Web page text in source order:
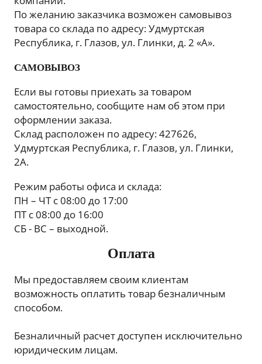
По желанию заказчика возможен самовывоз
товара со склада по адресу: Удмуртская
Республика, г. Глазов, ул. Глинки, д. 2 «А».
САМОВЫВОЗ
Если вы готовы приехать за товаром
самостоятельно, сообщите нам об этом при
оформлении заказа.
Склад расположен по адресу: 427626,
Удмуртская Республика, г. Глазов, ул. Глинки,
2А.
Режим работы офиса и склада:
ПН – ЧТ с 08:00 до 17:00
ПТ с 08:00 до 16:00
СБ - ВС – выходной.
Оплата
Мы предоставляем своим клиентам
возможность оплатить товар безналичным
способом.
Безналичный расчет доступен исключительно
юридическим лицам.